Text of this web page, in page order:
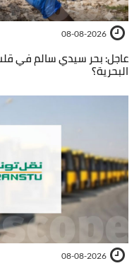
08-08-2026
عاجل: بحر سيدي سالم في
البحرية؟
08-08-2026